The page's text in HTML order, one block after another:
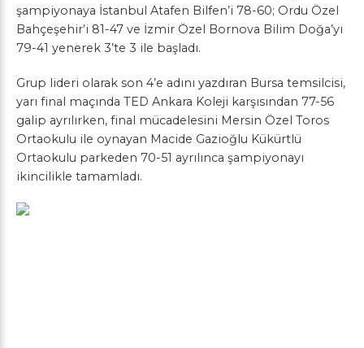
şampiyonaya İstanbul Atafen Bilfen’i 78-60; Ordu Özel
Bahçeşehir’i 81-47 ve İzmir Özel Bornova Bilim Doğa’yı
79-41 yenerek 3’te 3 ile başladı.
Grup lideri olarak son 4’e adını yazdıran Bursa temsilcisi,
yarı final maçında TED Ankara Koleji karşısından 77-56
galip ayrılırken, final mücadelesini Mersin Özel Toros
Ortaokulu ile oynayan Macide Gazioğlu Kükürtlü
Ortaokulu parkeden 70-51 ayrılınca şampiyonayı
ikincilikle tamamladı.